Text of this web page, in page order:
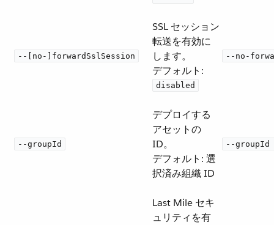
--[no-]forwardSslSession
SSL セッション
転送を有効に
します。
デフォルト:
disabled
--no-
--groupId
デプロイする
アセットの
ID。
デフォルト: 選
択済み組織 ID
--groupId
Last Mile セキ
ュリティを有